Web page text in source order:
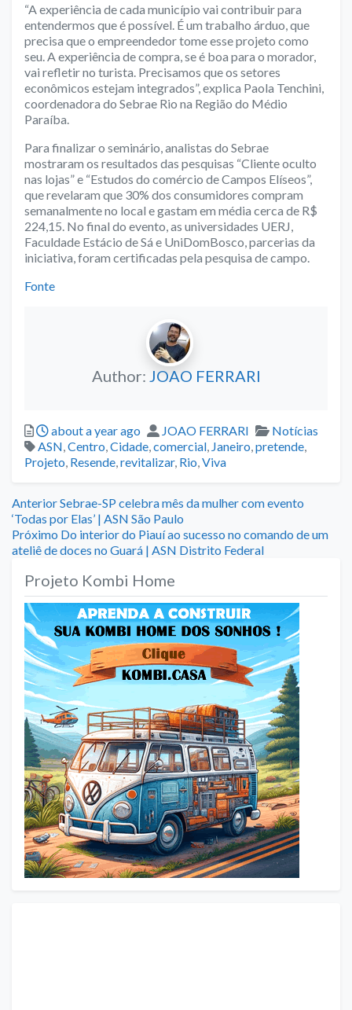
“A experiência de cada município vai contribuir para
entendermos que é possível. É um trabalho árduo, que
precisa que o empreendedor tome esse projeto como
seu. A experiência de compra, se é boa para o morador,
vai refletir no turista. Precisamos que os setores
econômicos estejam integrados”, explica Paola Tenchini,
coordenadora do Sebrae Rio na Região do Médio
Paraíba.
Para finalizar o seminário, analistas do Sebrae
mostraram os resultados das pesquisas “Cliente oculto
nas lojas” e “Estudos do comércio de Campos Elíseos”,
que revelaram que 30% dos consumidores compram
semanalmente no local e gastam em média cerca de R$
224,15. No final do evento, as universidades UERJ,
Faculdade Estácio de Sá e UniDomBosco, parcerias da
iniciativa, foram certificadas pela pesquisa de campo.
Fonte
Author: JOAO FERRARI
Posted
about a year ago Author
JOAO FERRARI Categories
Notícias
Tags
ASN,Centro,Cidade,comercial, Janeiro,pretende,
Projeto, Resende,revitalizar, Rio,Viva
Navegação
de
Post
AnteriorPrevious
post:
Sebrae-SP celebra mês da mulher com evento
‘Todas por Elas’ | ASN São Paulo
Próximo Next
post:
Do interior do Piauí ao sucesso no comando de um
ateliê de doces no Guará | ASN Distrito Federal
Projeto Kombi Home